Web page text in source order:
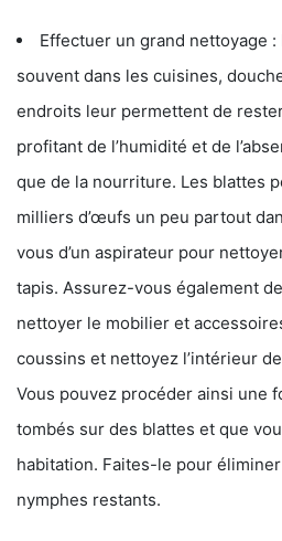
Effectuer un grand nettoyage
souvent dans les cuisines,
endroits leur permettent de
profitant de l’humidité et de
que de la nourriture. Les blattes
milliers d’œufs un peu partout
vous d’un aspirateur pour
tapis. Assurez-vous également
nettoyer le mobilier et
coussins et nettoyez l’intérieur
Vous pouvez procéder ainsi une
tombés sur des blattes et que
habitation. Faites-le pour
nymphes restants.